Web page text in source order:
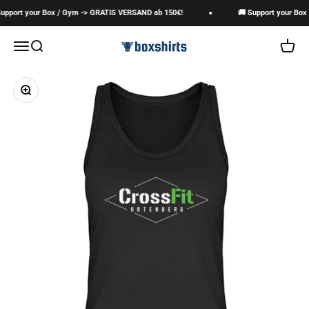
your Box / Gym -> GRATIS VERSAND ab 150€! 🚚 Support your Box
Navigationsmenü öffnen
Suche öffnen boxshirts
Bild vergrößern